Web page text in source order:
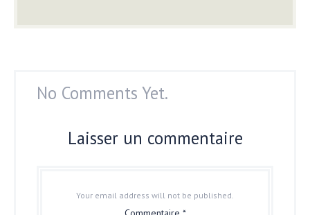
No Comments Yet.
Laisser un commentaire
Your email address will not be published.